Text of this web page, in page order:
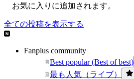
お気に入りに追加されます。
全ての投稿を表示する
Fanplus community
Best popular (Best of best)
最も人気（ライブ）